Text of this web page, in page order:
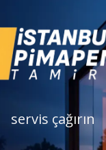
servis çağırın